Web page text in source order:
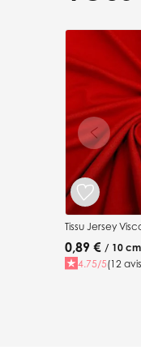
Press to
Tissu Jersey
0,89 € / 10 cm
4.75/5(12